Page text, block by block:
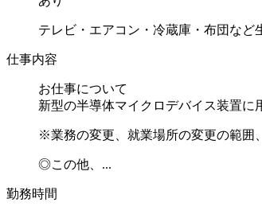
テレビ・エアコン・冷蔵庫・布団など
仕事内容
お仕事について
新型の半導体マイクロデバイス装置
※業務の変更、就業場所の変更の範囲
◎この他、...
勤務時間